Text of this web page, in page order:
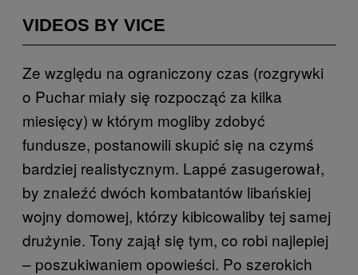
VIDEOS BY VICE
Ze względu na ograniczony czas (rozgrywki
o Puchar miały się rozpocząć za kilka
miesięcy) w którym mogliby zdobyć
fundusze, postanowili skupić się na czymś
bardziej realistycznym. Lappé zasugerował,
by znaleźć dwóch kombatantów libańskiej
wojny domowej, którzy kibicowaliby tej samej
drużynie. Tony zajął się tym, co robi najlepiej
– poszukiwaniem opowieści. Po szerokich